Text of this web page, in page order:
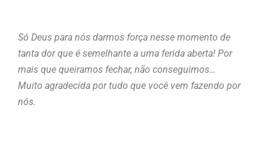
Só Deus para nós darmos força nesse momento de
tanta dor que é semelhante a uma ferida aberta! Por
mais que queiramos fechar, não conseguimos…
Muito agradecida por tudo que você vem fazendo por
nós.